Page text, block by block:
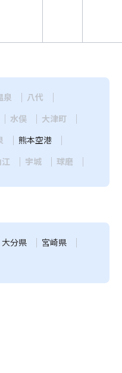
泉 八代
水俣 大津町
熊本空港
江 宇城 球磨
大分県
宮崎県